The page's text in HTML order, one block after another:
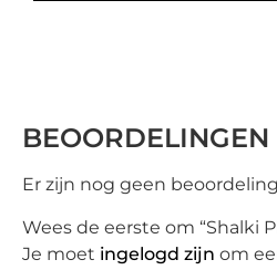
BEOORDELINGEN
Er zijn nog geen
Wees de eerste om “Shalki
Je moet ingelogd zijn om